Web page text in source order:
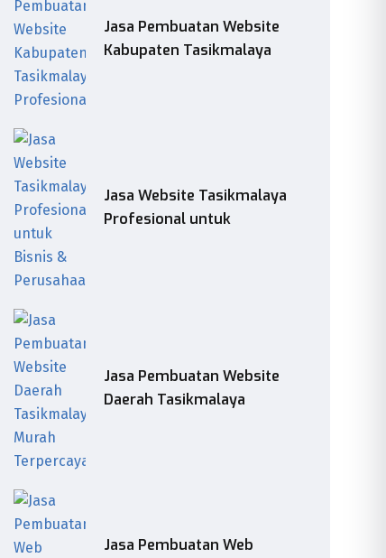
Jasa Pembuatan Website
Kabupaten Tasikmalaya
Jasa Website Tasikmalaya
Profesional untuk
Jasa Pembuatan Website
Daerah Tasikmalaya
Jasa Pembuatan Web